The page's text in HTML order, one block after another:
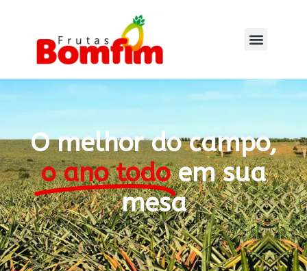
O melhor do campo,
o ano todo em sua
mesa